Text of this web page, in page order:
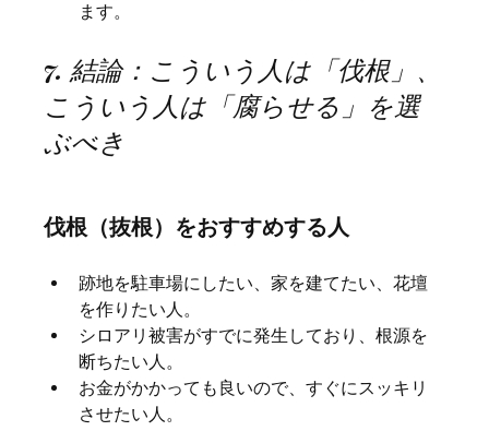
ます。
7. 結論：こういう人は「伐根」、
こういう人は「腐らせる」を選
ぶべき
伐根（抜根）をおすすめする人
跡地を駐車場にしたい、家を建てたい、花壇
を作りたい人。
シロアリ被害がすでに発生しており、根源を
断ちたい人。
お金がかかっても良いので、すぐにスッキリ
させたい人。